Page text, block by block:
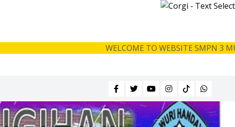
WELCOME TO WEBSITE SMPN 3